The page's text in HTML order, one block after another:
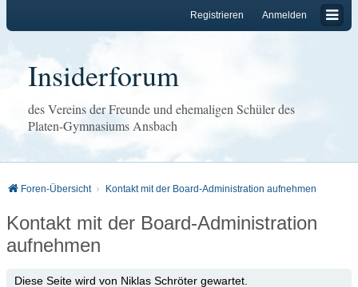
Anmelden
Registrieren
Insiderforum
des Vereins der Freunde und ehemaligen Schüler des
Platen-Gymnasiums Ansbach
Foren-Übersicht Kontakt mit der Board-Administration aufnehmen
Kontakt mit der Board-Administration
aufnehmen
Diese Seite wird von Niklas Schröter gewartet.